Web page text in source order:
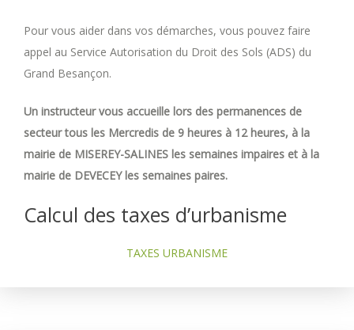
Pour vous aider dans vos démarches, vous pouvez faire
appel au Service Autorisation du Droit des Sols (ADS) du
Grand Besançon.
Un instructeur vous accueille lors des permanences de
secteur tous les Mercredis de 9 heures à 12 heures, à la
mairie de MISEREY-SALINES les semaines impaires et à la
mairie de DEVECEY les semaines paires.
Calcul des taxes d’urbanisme
TAXES URBANISME